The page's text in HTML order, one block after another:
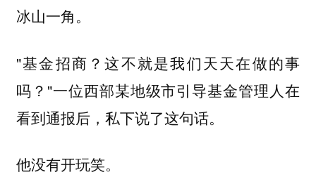
冰山一角。
"基金招商？这不就是我们天天在做的事
吗？"一位西部某地级市引导基金管理人在
看到通报后，私下说了这句话。
他没有开玩笑。